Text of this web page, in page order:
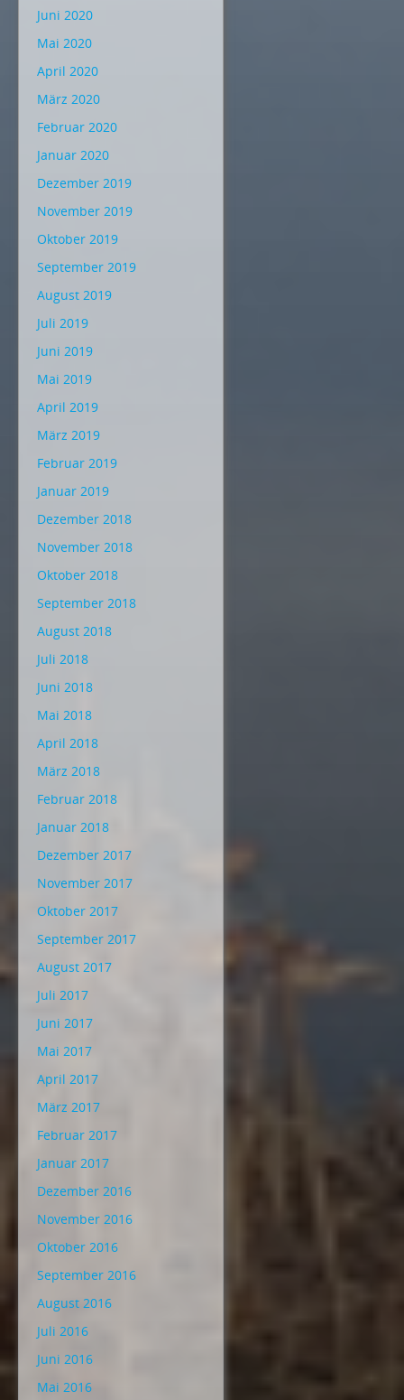
Juni 2020
Mai 2020
April 2020
März 2020
Februar 2020
Januar 2020
Dezember 2019
November 2019
Oktober 2019
September 2019
August 2019
Juli 2019
Juni 2019
Mai 2019
April 2019
März 2019
Februar 2019
Januar 2019
Dezember 2018
November 2018
Oktober 2018
September 2018
August 2018
Juli 2018
Juni 2018
Mai 2018
April 2018
März 2018
Februar 2018
Januar 2018
Dezember 2017
November 2017
Oktober 2017
September 2017
August 2017
Juli 2017
Juni 2017
Mai 2017
April 2017
März 2017
Februar 2017
Januar 2017
Dezember 2016
November 2016
Oktober 2016
September 2016
August 2016
Juli 2016
Juni 2016
Mai 2016